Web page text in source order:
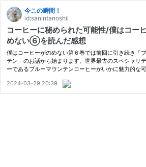
今この瞬間！
id:sanintanoshii
コーヒーに秘められた可能性/僕はコー
めない⑥を読んだ感想
僕はコーヒーがのめない第６巻では前回に引き続き「
テン」のお話から始まります。世界最古のスペシャリ
ーであるブルーマウンテンコーヒーがいかに魅力的な
ヒーの２つ目の要素である焙煎について詳しく描かれ
2024-03-29 20:39